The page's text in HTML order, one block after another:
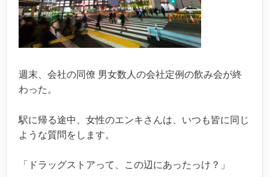
週末、会社の同僚 男女数人の会社定例の飲み会が終
わった。
駅に帰る途中、女性のエンキさんは、いつも皆に同じ
ような質問をします。
「ドラッグストアって、この辺にあったっけ？」